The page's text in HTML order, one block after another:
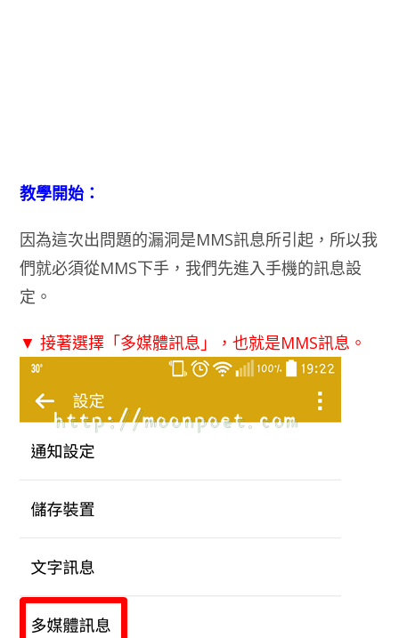
教學開始：
因為這次出問題的漏洞是MMS訊息所引起，所以我
們就必須從MMS下手，我們先進入手機的訊息設
定。
▼ 接著選擇「多媒體訊息」，也就是MMS訊息。